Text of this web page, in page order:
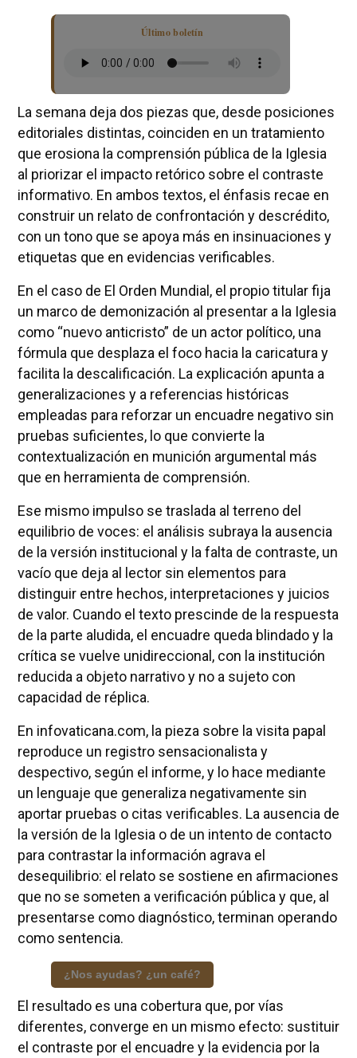
Último boletín
La semana deja dos piezas que, desde posiciones
editoriales distintas, coinciden en un tratamiento
que erosiona la comprensión pública de la Iglesia
al priorizar el impacto retórico sobre el contraste
informativo. En ambos textos, el énfasis recae en
construir un relato de confrontación y descrédito,
con un tono que se apoya más en insinuaciones y
etiquetas que en evidencias verificables.
En el caso de El Orden Mundial, el propio titular fija
un marco de demonización al presentar a la Iglesia
como “nuevo anticristo” de un actor político, una
fórmula que desplaza el foco hacia la caricatura y
facilita la descalificación. La explicación apunta a
generalizaciones y a referencias históricas
empleadas para reforzar un encuadre negativo sin
pruebas suficientes, lo que convierte la
contextualización en munición argumental más
que en herramienta de comprensión.
Ese mismo impulso se traslada al terreno del
equilibrio de voces: el análisis subraya la ausencia
de la versión institucional y la falta de contraste, un
vacío que deja al lector sin elementos para
distinguir entre hechos, interpretaciones y juicios
de valor. Cuando el texto prescinde de la respuesta
de la parte aludida, el encuadre queda blindado y la
crítica se vuelve unidireccional, con la institución
reducida a objeto narrativo y no a sujeto con
capacidad de réplica.
En infovaticana.com, la pieza sobre la visita papal
reproduce un registro sensacionalista y
despectivo, según el informe, y lo hace mediante
un lenguaje que generaliza negativamente sin
aportar pruebas o citas verificables. La ausencia de
la versión de la Iglesia o de un intento de contacto
para contrastar la información agrava el
desequilibrio: el relato se sostiene en afirmaciones
que no se someten a verificación pública y que, al
presentarse como diagnóstico, terminan operando
como sentencia.
¿Nos ayudas? ¿un café?
El resultado es una cobertura que, por vías
diferentes, converge en un mismo efecto: sustituir
el contraste por el encuadre y la evidencia por la